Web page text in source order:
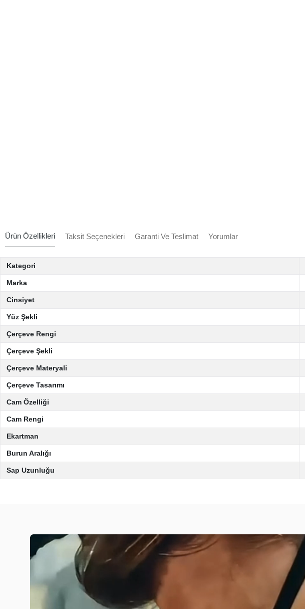
Ürün Özellikleri Taksit Seçenekleri Garanti Ve Teslimat Yorumlar
Kategori
Marka
Cinsiyet
Yüz Şekli
Çerçeve Rengi
Çerçeve Şekli
Çerçeve Materyali
Çerçeve Tasarımı
Cam Özelliği
Cam Rengi
Ekartman
Burun Aralığı
Sap Uzunluğu